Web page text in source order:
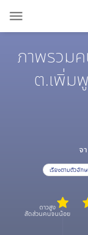
menu
ภาพรวม
ต.เพิ่ม
จ
เรียงตามตัวอัก
ดาวสูง
สัดส่วนคนจนน้อย